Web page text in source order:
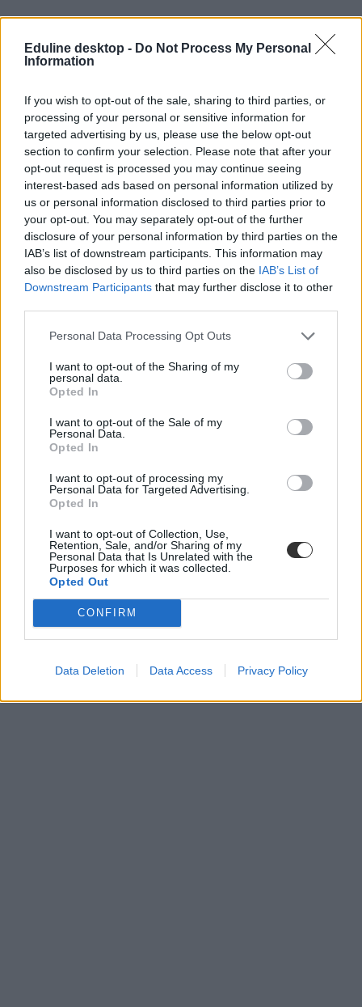
Eduline desktop - Do Not Process My Personal
Information
If you wish to opt-out of the sale, sharing to third parties, or
processing of your personal or sensitive information for
targeted advertising by us, please use the below opt-out
section to confirm your selection. Please note that after your
opt-out request is processed you may continue seeing
interest-based ads based on personal information utilized by
us or personal information disclosed to third parties prior to
your opt-out. You may separately opt-out of the further
disclosure of your personal information by third parties on the
IAB’s list of downstream participants. This information may
also be disclosed by us to third parties on the IAB’s List of
Downstream Participants that may further disclose it to other
Personal Data Processing Opt Outs
I want to opt-out of the Sharing of my
personal data.
Opted In
I want to opt-out of the Sale of my
Personal Data.
Opted In
I want to opt-out of processing my
Personal Data for Targeted Advertising.
Opted In
I want to opt-out of Collection, Use,
Retention, Sale, and/or Sharing of my
Personal Data that Is Unrelated with the
Purposes for which it was collected.
Opted Out
CONFIRM
Data Deletion Data Access Privacy Policy
keresztféléves felvételi
sorrendmódosítás
ügyintézés
ügyintézési határidő
keresztféléves felvételi 2023
ügyintézési időszak